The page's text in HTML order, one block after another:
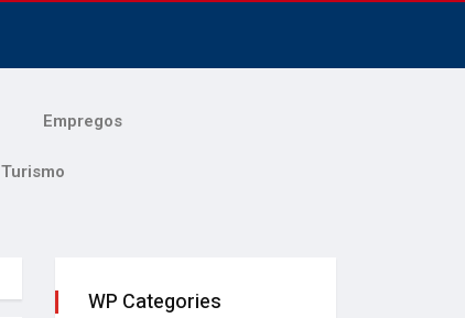
Empregos
Turismo
WP Categories